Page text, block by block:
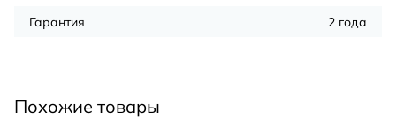
Гарантия
2 года
Похожие товары